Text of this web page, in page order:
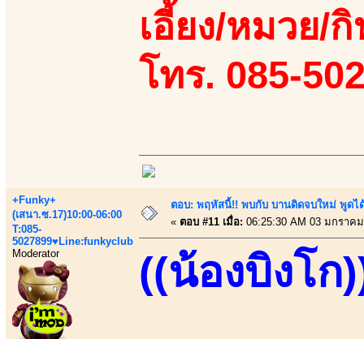
เอี้ยง/หมวย/
โทร. 085-
+Funky+
(เสนา.ซ.17)10:00-06:00
T:085-
5027899♥Line:funkyclub
Moderator
ตอบ: พฤหัสนี้!! พบกับ บานดิดจบใหม่ พูด
« ตอบ #11 เมื่อ: 06:25:30 AM 03 มกราค
((น้องบิงโก